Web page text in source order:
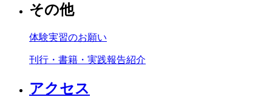
その他
体験実習のお願い
刊行・書籍・実践報告紹介
アクセス